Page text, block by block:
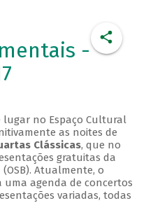
-
lugar no Espaço Cultural
as noites de
Clássicas, que no
gratuitas da
Atualmente, o
agenda de concertos
variadas, todas